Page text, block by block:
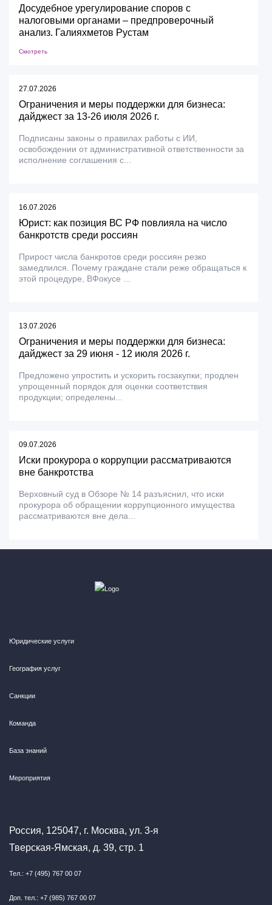
Досудебное урегулирование споров с
налоговыми органами – предпроверочный
анализ. Галияхметов Рустам
Смотреть
27.07.2026
Ограничения и меры поддержки для бизнеса:
дайджест за 13-26 июля 2026 г.
Подписаны законы о правилах работы с ИИ,
освобождении от административной ответственности за
исполнение соглашения с...
16.07.2026
Юрист: как позиция ВС РФ повлияла на число
банкротств среди россиян
Прирост числа банкротов среди россиян резко
замедлился. Почему граждане стали реже обращаться к
этой процедуре, ВФокусе ...
13.07.2026
Ограничения и меры поддержки для бизнеса:
дайджест за 29 июня - 12 июля 2026 г.
Предложено упростить и ускорить госзакупки; продлен
упрощенный порядок для оценки соответствия
продукции; определены...
09.07.2026
Иски прокурора о коррупции рассматриваются
вне банкротства
Верховный суд в Обзоре № 14 разъяснил, что иски
прокурора об обращении коррупционного имущества
рассматриваются вне дела...
Юридические услуги
География услуг
Санкции
Команда
База знаний
Мероприятия
Россия, 125047, г. Москва, ул. 3-я
Тверская-Ямская, д. 39, стр. 1
Тел.: +7 (495) 767 00 07
Доп. тел.: +7 (985) 767 00 07